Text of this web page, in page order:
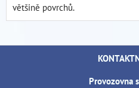
většině povrchů.
Provozovna